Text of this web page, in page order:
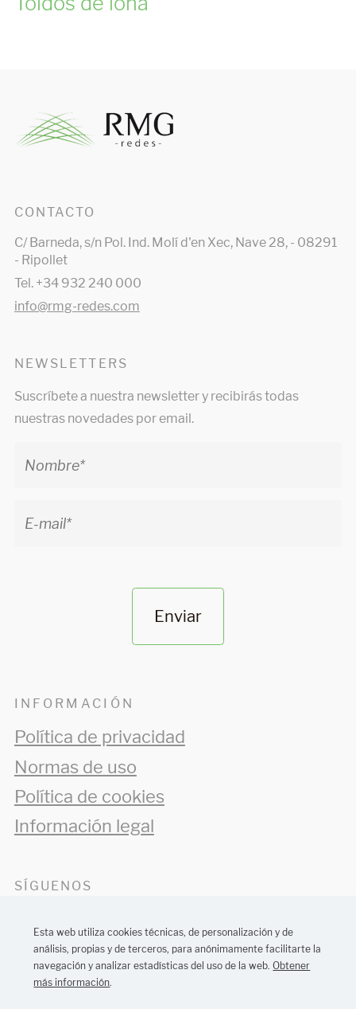
Esta web utiliza cookies técnicas, de personalización y de
análisis, propias y de terceros, para anónimamente facilitarte la
navegación y analizar estadísticas del uso de la web.Obtener
más información.
CONTACTO
C/ Barneda, s/n Pol. Ind. Molí d'en Xec, Nave 28, - 08291
- Ripollet
Tel. +34 932 240 000
info@rmg-redes.com
NEWSLETTERS
Suscríbete a nuestra newsletter y recibirás todas
nuestras novedades por email.
Enviar
INFORMACIÓN
Política de privacidad
Normas de uso
Política de cookies
Información legal
SÍGUENOS